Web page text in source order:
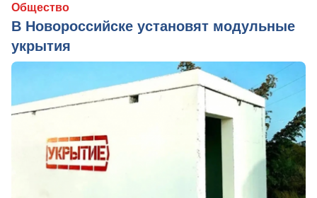
Общество
В Новороссийске установят модульные
укрытия